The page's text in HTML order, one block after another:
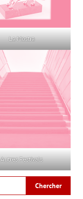
La Mostra
Autres Festivals